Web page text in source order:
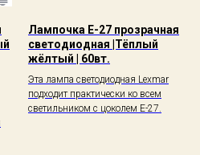
Лампочка Е-27 прозрачная
светодиодная |Тёплый
жёлтый | 60вт.
Эта лампа cветодиодная Lexmar
подходит практически ко всем
светильником с цоколем E-27.